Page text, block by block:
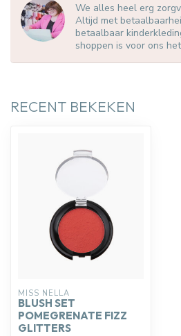
We alles heel erg
Altijd met
betaalbaar
shoppen is voor ons
RECENT BEKEKEN
MISS NELLA
BLUSH SET
POMEGRENATE FIZZ
GLITTERS